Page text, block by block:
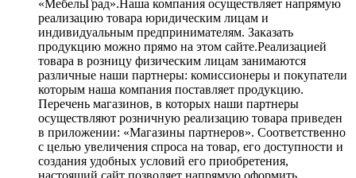
«МебельГрад».Наша компания осуществляет напрямую
реализацию товара юридическим лицам и
индивидуальным предпринимателям. Заказать
продукцию можно прямо на этом сайте.Реализацией
товара в розницу физическим лицам занимаются
различные наши партнеры: комиссионеры и покупатели
которым наша компания поставляет продукцию.
Перечень магазинов, в которых наши партнеры
осуществляют розничную реализацию товара приведен
в приложении: «Магазины партнеров». Соответственно
с целью увеличения спроса на товар, его доступности и
создания удобных условий его приобретения,
настоящий сайт позволяет напрямую оформить